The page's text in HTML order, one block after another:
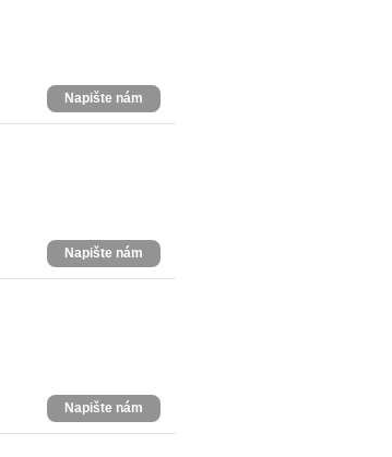
Napište nám
Napište nám
Napište nám